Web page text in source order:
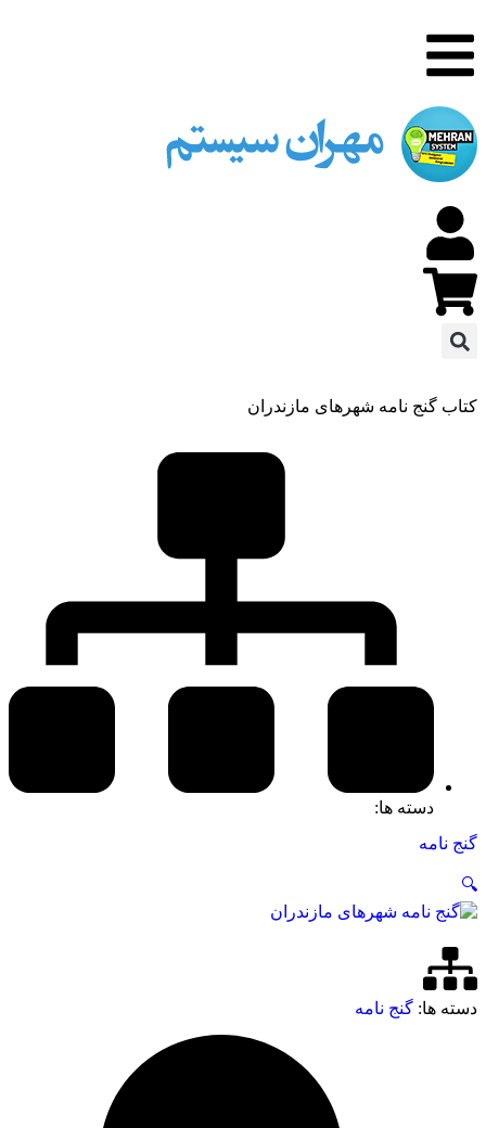
کتاب گنج نامه شهرهای مازندران
دسته ها:
گنج نامه
🔍
دسته ها: گنج نامه